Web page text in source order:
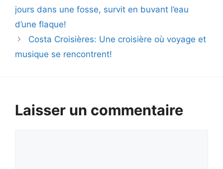
jours dans une fosse, survit en buvant l’eau
d’une flaque!
Costa Croisières: Une croisière où voyage et
musique se rencontrent!
Laisser un commentaire